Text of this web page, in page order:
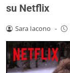
su Netflix
Sara Iacono -